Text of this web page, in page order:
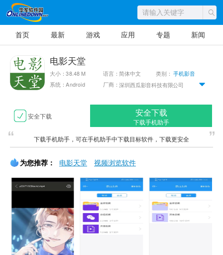
首页 最新 游戏 应用 专题 新闻
电影天堂
大小：38.48 M 语言：简体中文 类别：手机影音
系统：Android
厂商：深圳西瓜影音科技有限公司
安全下载 安全下载
下载手机助手
下载手机助手，可在手机助手中下载目标软件，下载更安全
为您推荐： 电影天堂 视频浏览软件